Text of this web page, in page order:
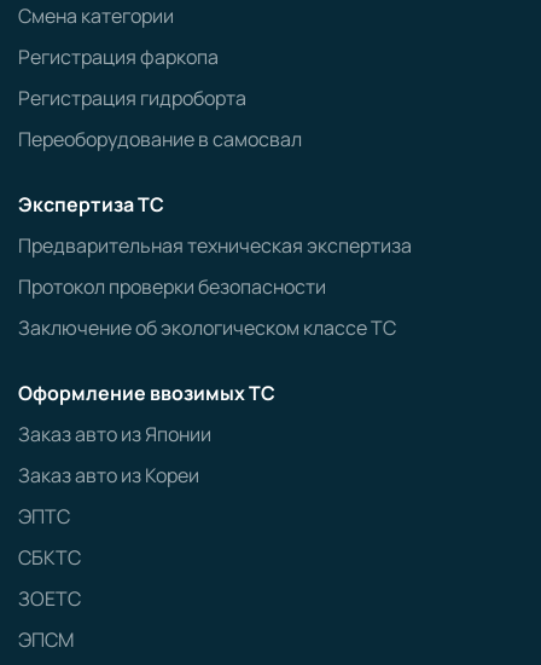
Смена категории
Регистрация фаркопа
Регистрация гидроборта
Переоборудование в самосвал
Экспертиза ТС
Предварительная техническая экспертиза
Протокол проверки безопасности
Заключение об экологическом классе ТС
Оформление ввозимых ТС
Заказ авто из Японии
Заказ авто из Кореи
ЭПТС
СБКТС
ЗОЕТС
ЭПСМ